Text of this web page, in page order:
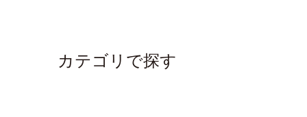
カテゴリで探す